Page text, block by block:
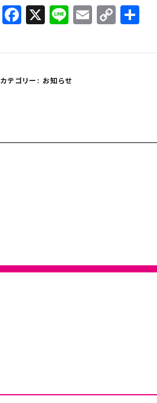
Facebook
X LineEmail
Copy
Link
カテゴリー: お知らせ